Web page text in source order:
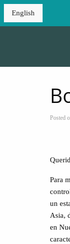
English
Posted
Para
un
Asia,
en